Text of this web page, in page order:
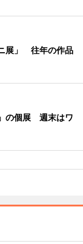
展」 往年の作品
の個展 週末はワ